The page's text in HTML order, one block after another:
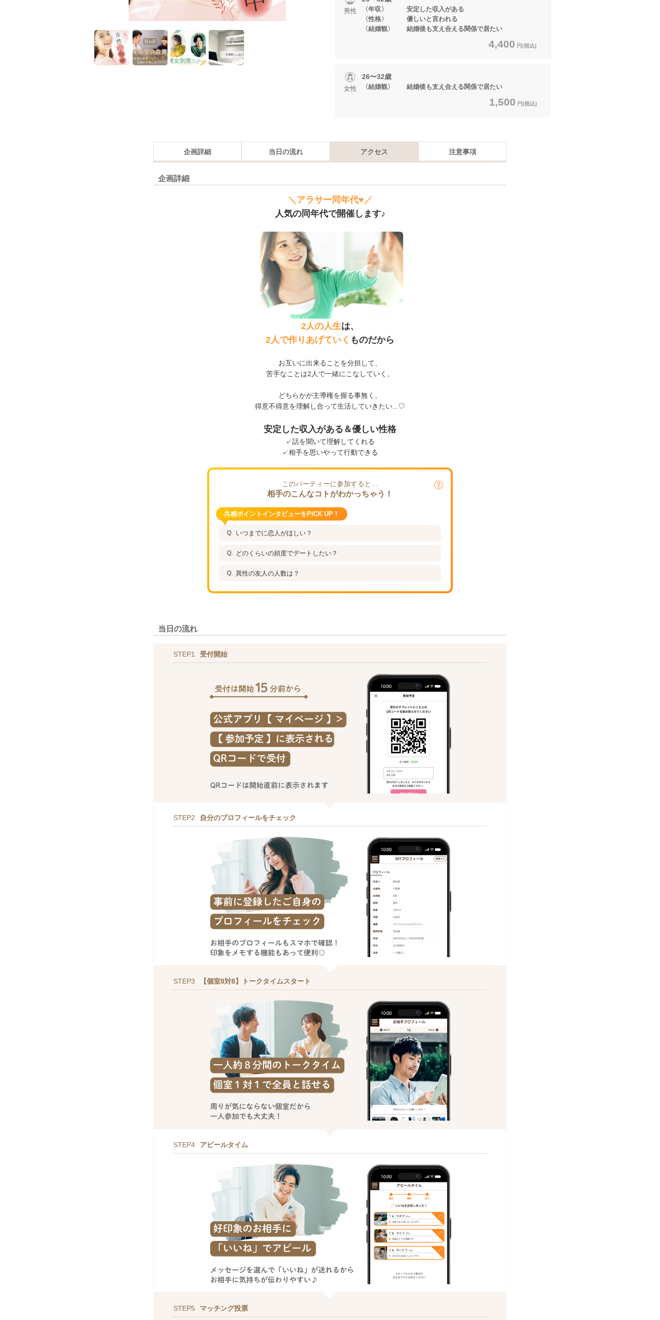
男性
〈年収〉 安定した収入がある
〈性格〉 優しいと言われる
〈結婚観〉 結婚後も支え合える関係で居たい
4,400 円(税込)
女性
26〜32歳
〈結婚観〉 結婚後も支え合える関係で居たい
1,500 円(税込)
企画詳細 当日の流れ アクセス 注意事項
企画詳細
＼アラサー同年代♥／
人気の同年代で開催します♪
2人の人生は、
2人で作りあげていく ものだから
お互いに出来ることを分担して、
苦手なことは2人で一緒にこなしていく。
どちらかが主導権を握る事無く、
得意不得意を理解し合って生活していきたい...♡
安定した収入がある＆優しい性格
✓話を聞いて理解してくれる
✓相手を思いやって行動できる
このパーティーに参加すると…
相手のこんなコトがわかっちゃう！
共感ポイントインタビューをPICK UP！
いつまでに恋人がほしい？
どのくらいの頻度でデートしたい？
異性の友人の人数は？
当日の流れ
STEP1 受付開始
STEP2 自分のプロフィールをチェック
STEP3 【個室8対8】トークタイムスタート
STEP4 アピールタイム
STEP5 マッチング投票